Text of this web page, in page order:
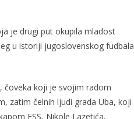
je drugi put okupila mladost
u istoriji jugoslovenskog fudbala
čoveka koji je svojim radom
zatim čelnih ljudi grada Uba, koji
FSS, Nikole Lazetića,